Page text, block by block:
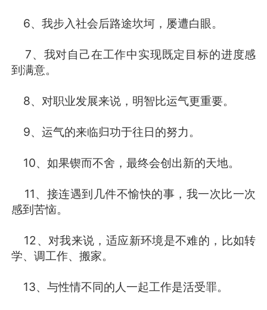
6、我步入社会后路途坎坷，屡遭白眼。
7、我对自己在工作中实现既定目标的进度感
到满意。
8、对职业发展来说，明智比运气更重要。
9、运气的来临归功于往日的努力。
10、如果锲而不舍，最终会创出新的天地。
11、接连遇到几件不愉快的事，我一次比一次
感到苦恼。
12、对我来说，适应新环境是不难的，比如转
学、调工作、搬家。
13、与性情不同的人一起工作是活受罪。